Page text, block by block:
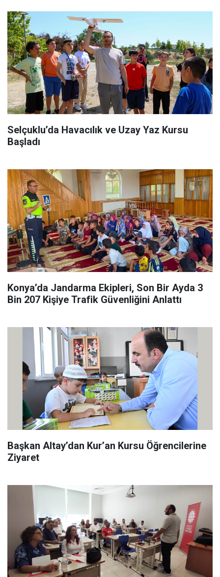
Selçuklu’da Havacılık ve Uzay Yaz Kursu
Başladı
Konya’da Jandarma Ekipleri, Son Bir Ayda 3
Bin 207 Kişiye Trafik Güvenliğini Anlattı
Başkan Altay’dan Kur’an Kursu Öğrencilerine
Ziyaret